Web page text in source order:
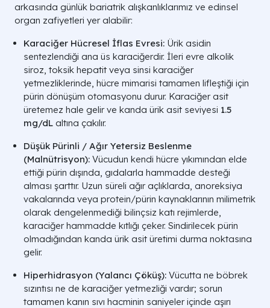
arkasında günlük bariatrik alışkanlıklarımız ve edinsel
organ zafiyetleri yer alabilir:
Karaciğer Hücresel İflas Evresi: Ürik asidin
sentezlendiği ana üs karaciğerdir. İleri evre alkolik
siroz, toksik hepatit veya sinsi karaciğer
yetmezliklerinde, hücre mimarisi tamamen lifleştiği için
pürin dönüşüm otomasyonu durur. Karaciğer asit
üretemez hale gelir ve kanda ürik asit seviyesi 1.5
mg/dL altına çakılır.
Düşük Pürinli / Ağır Yetersiz Beslenme
(Malnütrisyon): Vücudun kendi hücre yıkımından elde
ettiği pürin dışında, gıdalarla hammadde desteği
alması şarttır. Uzun süreli ağır açlıklarda, anoreksiya
vakalarında veya protein/pürin kaynaklarının milimetrik
olarak dengelenmediği bilinçsiz katı rejimlerde,
karaciğer hammadde kıtlığı çeker. Sindirilecek pürin
olmadığından kanda ürik asit üretimi durma noktasına
gelir.
Hiperhidrasyon (Yalancı Çöküş): Vücutta ne böbrek
sızıntısı ne de karaciğer yetmezliği vardır; sorun
tamamen kanın sıvı hacminin saniyeler içinde aşırı